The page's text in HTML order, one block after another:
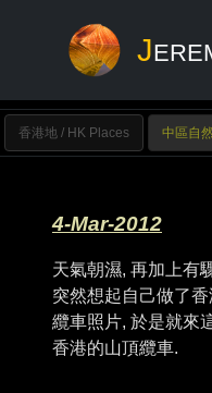
J
香港地 / HK Places 中區自
4-Mar-2012
天氣朝濕, 再加上有
突然想起自己做了
纜車照片, 於是就來
香港的山頂纜車.